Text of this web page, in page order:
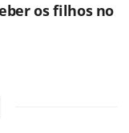
os filhos no